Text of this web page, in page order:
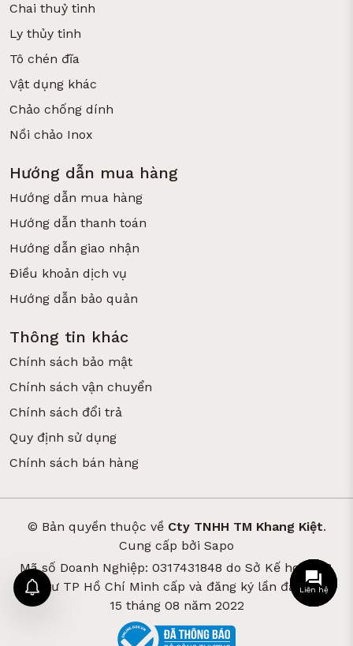
Chai thuỷ tinh
Ly thủy tinh
Tô chén đĩa
Vật dụng khác
Chảo chống dính
Nồi chảo Inox
Hướng dẫn mua hàng
Hướng dẫn mua hàng
Hướng dẫn thanh toán
Hướng dẫn giao nhận
Điều khoản dịch vụ
Hướng dẫn bảo quản
Thông tin khác
Chính sách bảo mật
Chính sách vận chuyển
Chính sách đổi trả
Quy định sử dụng
Chính sách bán hàng
© Bản quyền thuộc về Cty TNHH TM Khang Kiệt.
Cung cấp bởi Sapo
Mã số Doanh Nghiệp: 0317431848 do Sở Kế hoạch &
Đầu tư TP Hồ Chí Minh cấp và đăng ký lần đầu ngày
15 tháng 08 năm 2022
Liên hệ